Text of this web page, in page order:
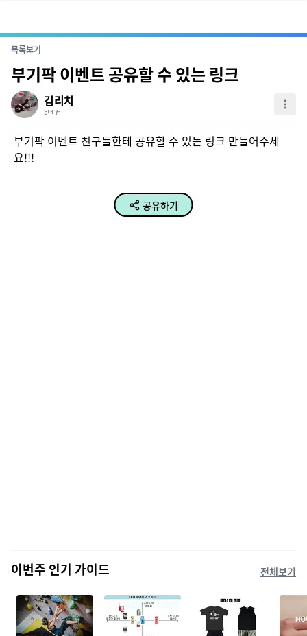
목록보기
부기팍 이벤트 공유할 수 있는 링크
김리치
3년 전
부기팍 이벤트 친구들한테 공유할 수 있는 링크 만들어주세
요!!!
공유하기
이번주 인기 가이드 전체보기